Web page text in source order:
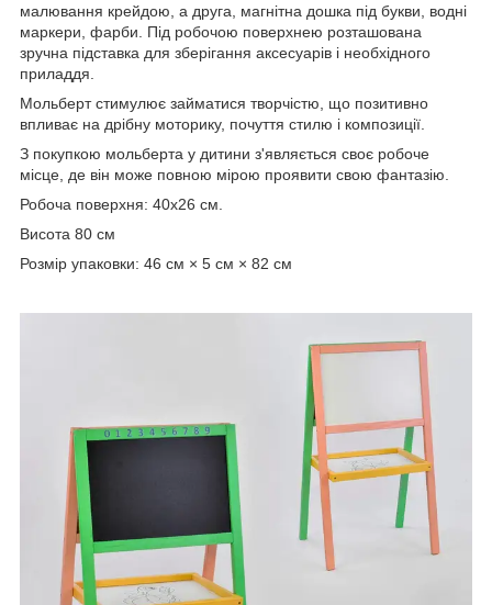
малювання крейдою, а друга, магнітна дошка під букви, водні
маркери, фарби. Під робочою поверхнею розташована
зручна підставка для зберігання аксесуарів і необхідного
приладдя.
Мольберт стимулює займатися творчістю, що позитивно
впливає на дрібну моторику, почуття стилю і композиції.
З покупкою мольберта у дитини з'являється своє робоче
місце, де він може повною мірою проявити свою фантазію.
Робоча поверхня: 40х26 см.
Висота 80 см
Розмір упаковки: 46 см × 5 см × 82 см